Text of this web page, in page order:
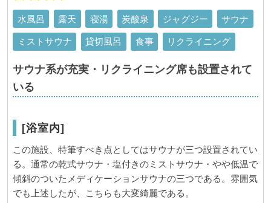
水風呂 露天 寝湯 炭酸泉 ジャグジー サウナ
ミストサウナ 貸切風呂 食事 リクライニング
サウナ系が充実・リクライニング席も設置されて
いる
[浴室内]
この施設、特筆すべき点としてはサウナが三つ設置されてい
る。通常の乾式サウナ・塩付きのミストサウナ・やや低温で
傾斜のついたメディケーションサウナの三つである。雰囲気
でも上述したが、こちらも大変綺麗である。